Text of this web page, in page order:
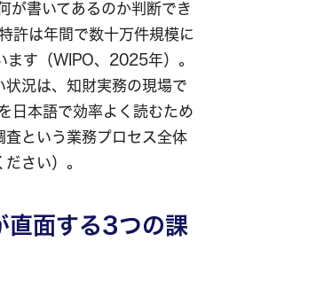
が書いてあるのか判断でき
許は年間で数十万件規模に
す（WIPO、2025年）。
況は、知財実務の現場で
日本語で効率よく読むため
という業務プロセス全体
さい）。
直面する3つの課